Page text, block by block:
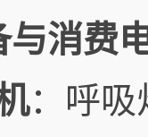
消费
：呼吸